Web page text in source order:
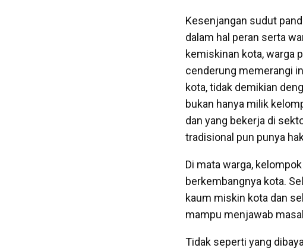
Kesenjangan sudut
dalam hal peran serta
kemiskinan kota, warga
cenderung memerangi
kota, tidak demikian
bukan hanya milik
dan yang bekerja di
tradisional pun punya
Di mata warga,
berkembangnya kota.
kaum miskin kota dan
mampu menjawab
Tidak seperti yang